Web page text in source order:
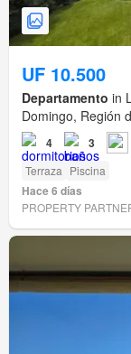
UF 10.500
Departamento in
Domingo, Región
4 3
Terraza Piscina
Hace 6 días
PROPERTY